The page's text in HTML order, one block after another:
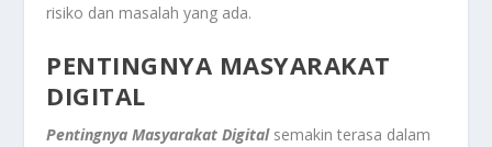
risiko dan masalah yang ada.
PENTINGNYA MASYARAKAT
DIGITAL
Pentingnya Masyarakat Digitalsemakin terasa dalam